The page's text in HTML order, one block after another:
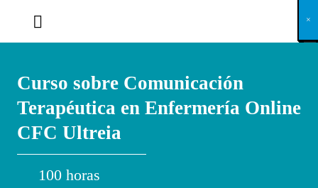
Curso sobre Comunicación
Terapéutica en Enfermería Online
CFC Ultreia
100 horas
X
×
×
×
×
×
×
×
×
×
×
×
×
×
×
×
×
×
×
×
×
×
×
×
×
×
×
×
×
×
×
×
×
×
×
×
×
×
×
×
×
×
×
×
×
×
×
×
×
×
×
×
×
×
×
×
×
×
×
×
×
×
×
×
×
×
×
×
×
×
×
×
×
×
×
×
×
×
×
×
×
×
×
×
×
×
×
×
×
×
×
×
×
×
×
×
×
×
×
×
×
×
×
×
×
×
×
×
×
×
×
×
×
×
×
×
×
×
×
×
×
×
×
×
×
×
×
×
×
×
×
×
×
×
×
×
×
×
×
×
×
×
×
×
×
×
×
×
×
×
×
×
×
×
×
×
×
×
×
×
×
×
×
×
×
×
×
×
×
×
×
×
×
×
×
×
×
×
×
×
×
×
×
×
×
×
×
×
×
×
×
×
×
×
×
×
×
×
×
×
×
×
×
×
×
×
×
×
×
×
×
×
×
×
×
×
×